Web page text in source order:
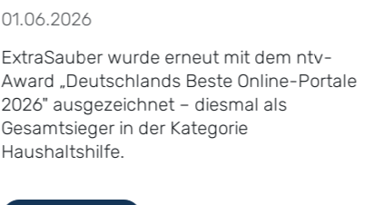
01.06.2026
ExtraSauber wurde erneut mit dem ntv-
Award „Deutschlands Beste Online-Portale
2026" ausgezeichnet – diesmal als
Gesamtsieger in der Kategorie
Haushaltshilfe.